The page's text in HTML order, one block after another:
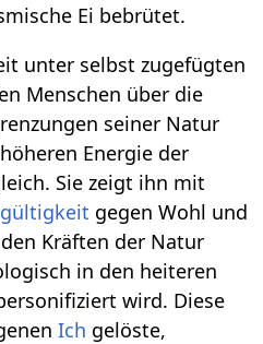
Ei bebrütet.
unter selbst zugefügten
Menschen über die
seiner Natur
Energie der
Sie zeigt ihn mit
gegen Wohl und
Kräften der Natur
in den heiteren
wird. Diese
Ich gelöste,